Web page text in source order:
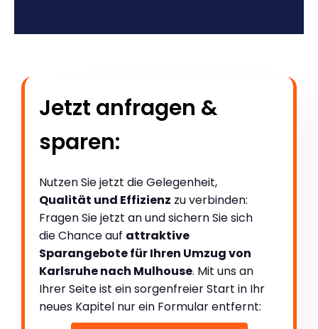
Jetzt anfragen &
sparen:
Nutzen Sie jetzt die Gelegenheit,
Qualität und Effizienz zu verbinden:
Fragen Sie jetzt an und sichern Sie sich
die Chance auf attraktive
Sparangebote für Ihren Umzug von
Karlsruhe nach Mulhouse. Mit uns an
Ihrer Seite ist ein sorgenfreier Start in Ihr
neues Kapitel nur ein Formular entfernt: